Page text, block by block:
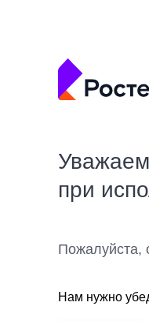
при
Пожалуйста,
Нам нужно